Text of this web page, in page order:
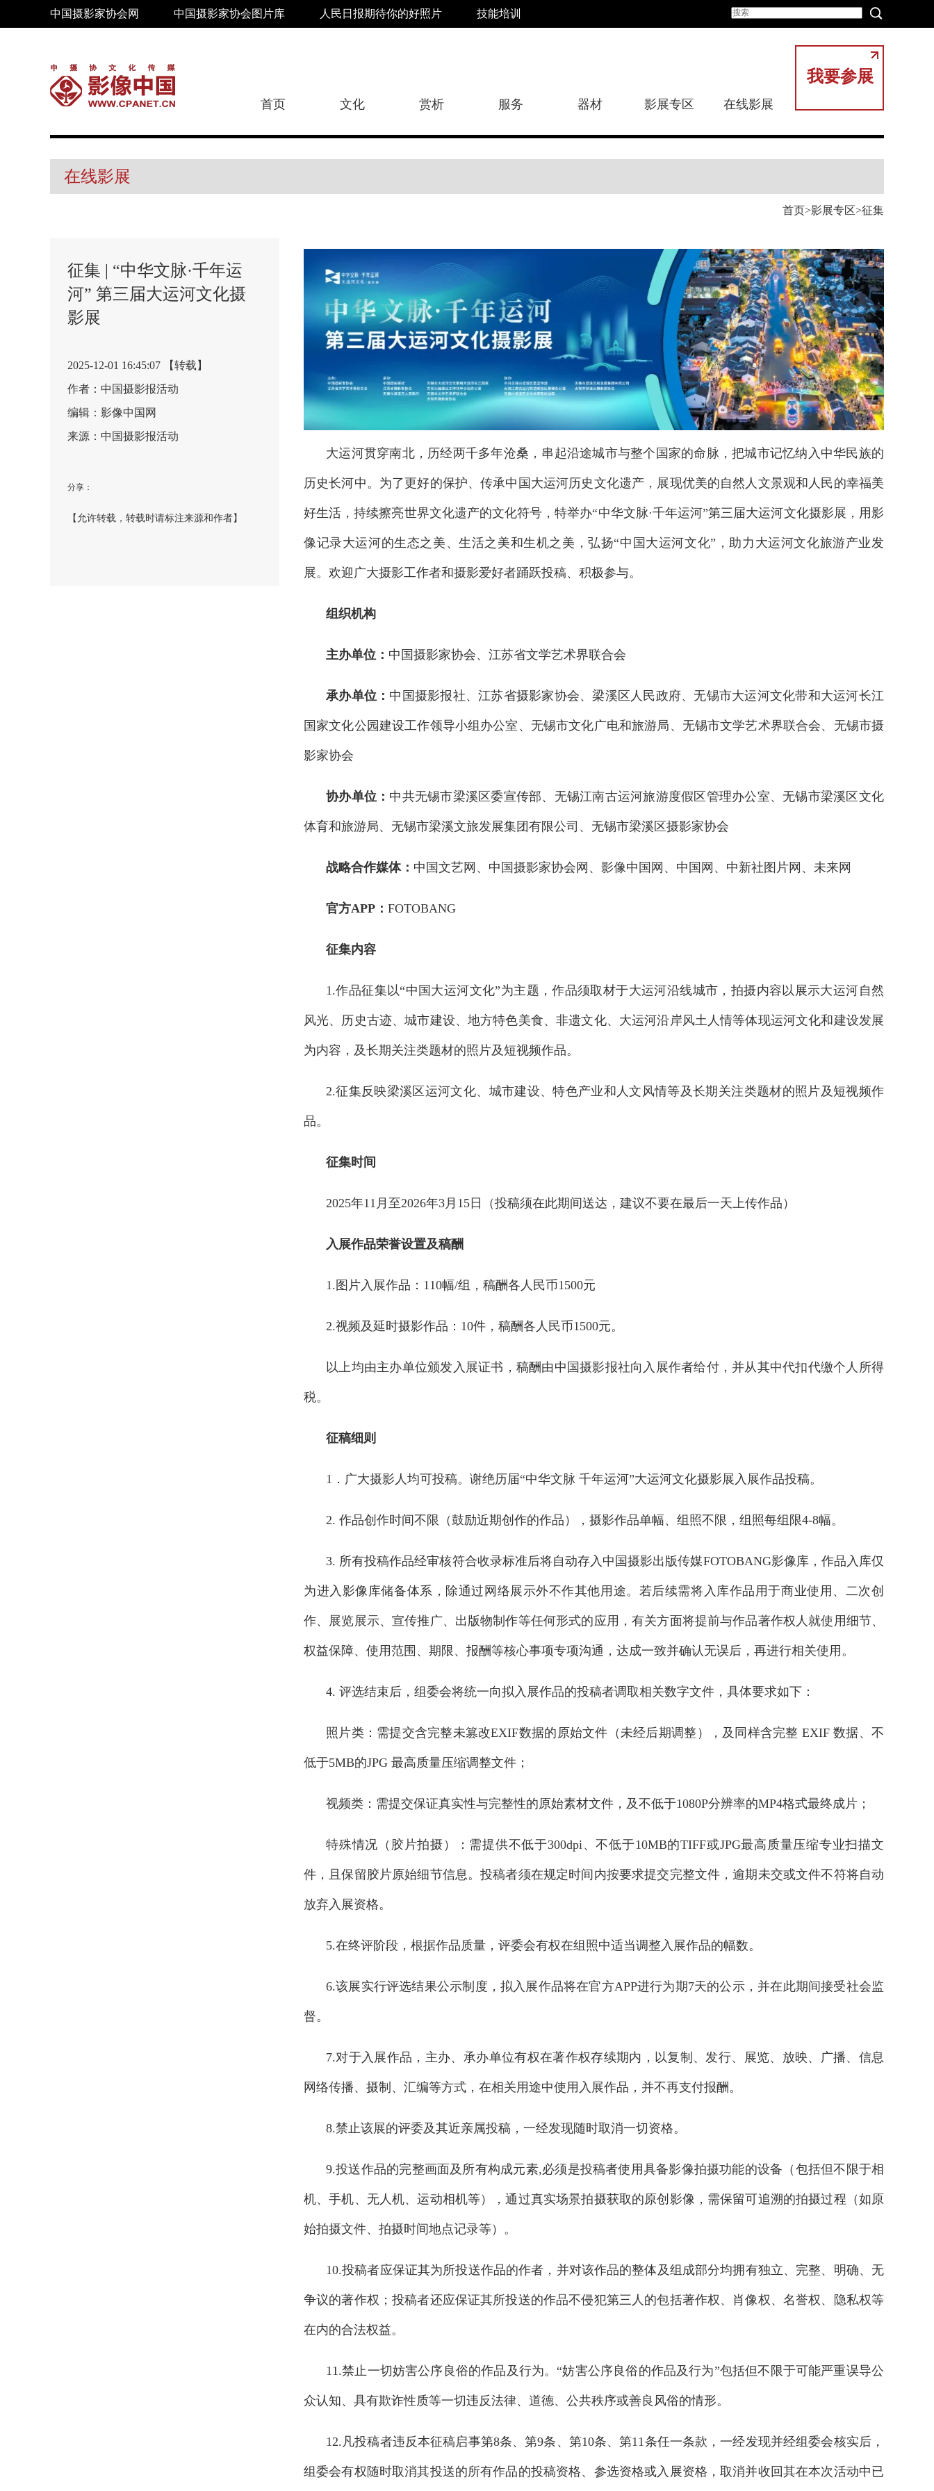
中国摄影家协会网 中国摄影家协会图片库 人民日报期待你的好照片 技能培训
我要参展
首页 文化 赏析 服务 器材 影展专区 在线影展
在线影展
首页 影展专区 征集
征集 | “中华文脉·千年运
河” 第三届大运河文化摄
影展
2025-12-01 16:45:07 【转载】
作者：​中国摄影报活动
编辑：影像中国网
来源：​中国摄影报活动
分享：
【允许转载，转载时请标注来源和作者】
大运河贯穿南北，历经两千多年沧桑，串起沿途城市与整个国家的命脉，把城市记忆纳入中华民族的
历史长河中。为了更好的保护、传承中国大运河历史文化遗产，展现优美的自然人文景观和人民的幸福美
好生活，持续擦亮世界文化遗产的文化符号，特举办“中华文脉·千年运河”第三届大运河文化摄影展，用影
像记录大运河的生态之美、生活之美和生机之美，弘扬“中国大运河文化”，助力大运河文化旅游产业发
展。欢迎广大摄影工作者和摄影爱好者踊跃投稿、积极参与。
组织机构
主办单位： 中国摄影家协会、江苏省文学艺术界联合会
承办单位： 中国摄影报社、江苏省摄影家协会、梁溪区人民政府、无锡市大运河文化带和大运河长江
国家文化公园建设工作领导小组办公室、无锡市文化广电和旅游局、无锡市文学艺术界联合会、无锡市摄
影家协会
协办单位： 中共无锡市梁溪区委宣传部、无锡江南古运河旅游度假区管理办公室、无锡市梁溪区文化
体育和旅游局、无锡市梁溪文旅发展集团有限公司、无锡市梁溪区摄影家协会
战略合作媒体： 中国文艺网、中国摄影家协会网、影像中国网、中国网、中新社图片网、未来网
官方APP： FOTOBANG
征集内容
1.作品征集以“中国大运河文化”为主题，作品须取材于大运河沿线城市，拍摄内容以展示大运河自然
风光、历史古迹、城市建设、地方特色美食、非遗文化、大运河沿岸风土人情等体现运河文化和建设发展
为内容，及长期关注类题材的照片及短视频作品。
2.征集反映梁溪区运河文化、城市建设、特色产业和人文风情等及长期关注类题材的照片及短视频作
品。
征集时间
2025年11月至2026年3月15日 （投稿须在此期间送达，建议不要在最后一天上传作品）
入展作品荣誉设置及稿酬
1.图片入展作品：110幅/组，稿酬各人民币1500元
2.视频及延时摄影作品：10件，稿酬各人民币1500元。
以上均由主办单位颁发入展证书，稿酬由中国摄影报社向入展作者给付，并从其中代扣代缴个人所得
税。
征稿细则
1．广大摄影人均可投稿。谢绝历届“中华文脉 千年运河”大运河文化摄影展入展作品投稿。
2. 作品创作时间不限（鼓励近期创作的作品），摄影作品单幅、组照不限，组照每组限4-8幅。
3. 所有投稿作品经审核符合收录标准后将自动存入中国摄影出版传媒FOTOBANG影像库，作品入库仅
为进入影像库储备体系，除通过网络展示外不作其他用途。若后续需将入库作品用于商业使用、二次创
作、展览展示、宣传推广、出版物制作等任何形式的应用，有关方面将提前与作品著作权人就使用细节、
权益保障、使用范围、期限、报酬等核心事项专项沟通，达成一致并确认无误后，再进行相关使用。
4. 评选结束后，组委会将统一向拟入展作品的投稿者调取相关数字文件，具体要求如下：
照片类：需提交含完整未篡改EXIF数据的原始文件（未经后期调整），及同样含完整 EXIF 数据、不
低于5MB的JPG 最高质量压缩调整文件；
视频类：需提交保证真实性与完整性的原始素材文件，及不低于1080P分辨率的MP4格式最终成片；
特殊情况（胶片拍摄）：需提供不低于300dpi、不低于10MB的TIFF或JPG最高质量压缩专业扫描文
件，且保留胶片原始细节信息。投稿者须在规定时间内按要求提交完整文件，逾期未交或文件不符将自动
放弃入展资格。
5.在终评阶段，根据作品质量，评委会有权在组照中适当调整入展作品的幅数。
6.该展实行评选结果公示制度，拟入展作品将在官方APP进行为期7天的公示，并在此期间接受社会监
督。
7.对于入展作品，主办、承办单位有权在著作权存续期内，以复制、发行、展览、放映、广播、信息
网络传播、摄制、汇编等方式，在相关用途中使用入展作品，并不再支付报酬。
8.禁止该展的评委及其近亲属投稿，一经发现随时取消一切资格。
9.投送作品的完整画面及所有构成元素,必须是投稿者使用具备影像拍摄功能的设备（包括但不限于相
机、手机、无人机、运动相机等），通过真实场景拍摄获取的原创影像，需保留可追溯的拍摄过程（如原
始拍摄文件、拍摄时间地点记录等）。
10.投稿者应保证其为所投送作品的作者，并对该作品的整体及组成部分均拥有独立、完整、明确、无
争议的著作权；投稿者还应保证其所投送的作品不侵犯第三人的包括著作权、肖像权、名誉权、隐私权等
在内的合法权益。
11.禁止一切妨害公序良俗的作品及行为。“妨害公序良俗的作品及行为”包括但不限于可能严重误导公
众认知、具有欺诈性质等一切违反法律、道德、公共秩序或善良风俗的情形。
12.凡投稿者违反本征稿启事第8条、第9条、第10条、第11条任一条款，一经发现并经组委会核实后，
组委会有权随时取消其投送的所有作品的投稿资格、参选资格或入展资格，取消并收回其在本次活动中已